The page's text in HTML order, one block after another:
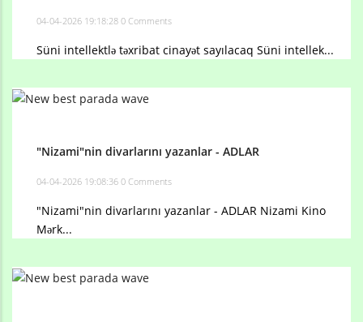
04-04-2026 19:18:28 0 Comments
Süni intellektlə təxribat cinayət sayılacaq Süni intellek...
"Nizami"nin divarlarını yazanlar - ADLAR
04-04-2026 19:08:36 0 Comments
"Nizami"nin divarlarını yazanlar - ADLAR Nizami Kino
Mərk...